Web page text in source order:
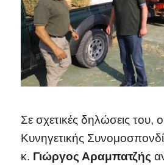
Σε σχετικές δηλώσεις του,
Κυνηγετικής
κ. Γιώργος Αραμπατζής